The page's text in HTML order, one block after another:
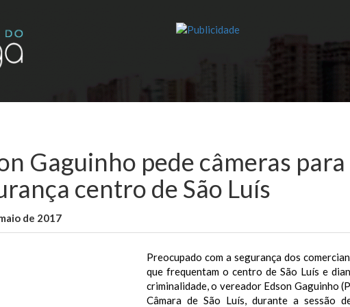
Gaguinho pede câmeras
centro de São Luís
de 2017
Preocupado com a segurança dos
que frequentam o centro de São Luís e
criminalidade, o vereador Edson Gaguinho
Câmara de São Luís, durante a sessão